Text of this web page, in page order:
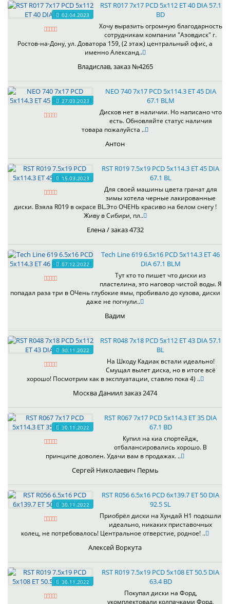
02.04.2023
RST R017 7x17 PCD 5x112 ET 40 DIA 57.1
BD
Хочу выразить огромную благодарность
сотрудникам компании "Азовдиск" г.
Ростов-на-Дону, ул. Доватора 159, (2 этаж) центральный офис, а
именно Александ..
Владислав, заказ №4265
27.03.2023
NEO 740 7x17 PCD 5x114.3 ET 45 DIA
67.1 BLM
Дисков нет в наличии. Но написано что
есть. Обновляйте статус наличия
товара пожалуйста ..
Антон
15.03.2023
RST R019 7.5x19 PCD 5x114.3 ET 45 DIA
67.1 BL
Для своей машины цвета гранат для
зимы хотела черные лакированные
диски. Взяла R019 в окрасе BL.Это ОЧЕНЬ красиво на белом снегу !
Живу в Сибири, пл..
Елена / заказ 4732
07.12.2022
Tech Line 619 6.5x16 PCD 5x114.3 ET 46
DIA 67.1 BLM
Тут кто то пишет что диски из
пластелина, это наговор чистой воды. Я
попадал раза три в ОЧень глубокие ямы, пробивало до кузова, диски
даже не погнули..
Вадим
30.11.2022
RST R048 7x18 PCD 5x112 ET 43 DIA 57.1
BL
На Шкоду Кадиак встали идеально!
Смущал вылет диска, но в итоге всё
хорошо! Посмотрим как в эксплуатации, ставлю пока 4) ..
Москва Даниил заказ 2474
30.11.2022
RST R067 7x17 PCD 5x114.3 ET 35 DIA
67.1 BD
Купил на киа спортейдж,
отбалансировались хорошо. В
принципе доволен. Удачи вам в продажах. ..
Сергей Николаевич Пермь
30.11.2022
RST R056 6.5x16 PCD 6x139.7 ET 50 DIA
92.5 SL
Приобрёл диски на Хундай H1 подошли
идеально, никаких приставочных
колец, не потребовалось! Центральное отверстие, родное! ..
Алексей Воркута
30.11.2022
RST R019 7.5x19 PCD 5x108 ET 50.5 DIA
63.4 BD
Покупал диски на Форд,
укомплектовали колпачками Форд,